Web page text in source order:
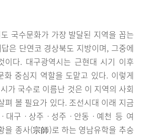
국수문화가 가장 발달된 지역을 꼽는
은 단연코 경상북도 지방이며, 그중에
이다. 대구광역시는 근현대 시기 이후
화 중심지 역할을 도맡고 있다. 이렇게
가 국수로 이름난 것은 이 지역의 사회
펴 볼 필요가 있다. 조선시대 이래 지금
대구ㆍ상주ㆍ성주ㆍ안동ㆍ예천 등 여
을 종사(宗師)로 하는 영남유학을 추숭